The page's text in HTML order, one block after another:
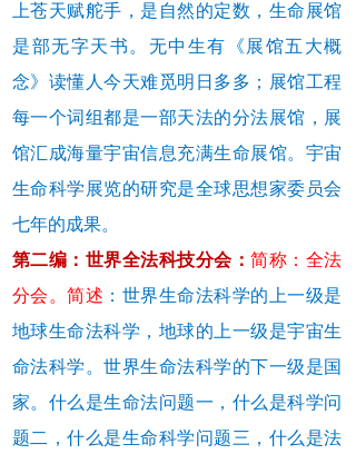
上苍天赋舵手，是自然的定数，生命展馆
是部无字天书。无中生有《展馆五大概
念》读懂人今天难觅明日多多；展馆工程
每一个词组都是一部天法的分法展馆，展
馆汇成海量宇宙信息充满生命展馆。宇宙
生命科学展览的研究是全球思想家委员会
七年的成果。
第二编：世界全法科技分会：简称：全法
分会。简述 ：世界生命法科学的上一级是
地球生命法科学，地球的上一级是宇宙生
命法科学。世界生命法科学的下一级是国
家。什么是生命法问题一，什么是科学问
题二，什么是生命科学问题三，什么是法